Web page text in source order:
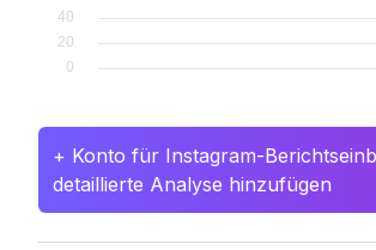
+ Konto für Instagram-
detaillierte Analyse hinzufügen